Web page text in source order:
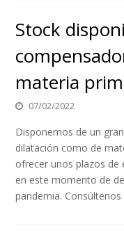
Stock
materia
07/02/2022
Disponemos de un
dilatación como de
ofrecer unos plazos
en este momento de
pandemia.